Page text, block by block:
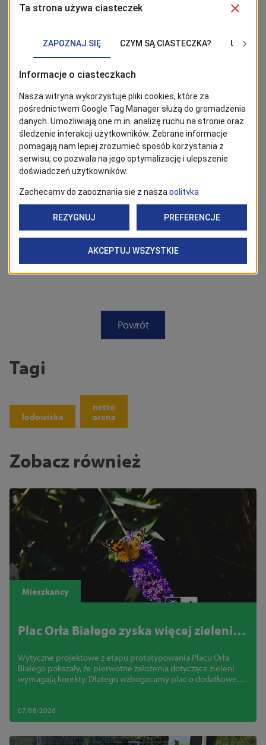
BĄDŹ NA BIEŻĄCO!
Kliknij w przycisk „Obserwuj”, aby być bieżąco z
wiadomościami ze Szczecina. Najbardziej interesujące wpisy
znajdziesz w Google News!
Powrót
Tagi
lodowisko
netto
arena
Zobacz również
Mieszkańcy
Plac Orła Białego zyska więcej zieleni.
Wytyczne projektowe z etapu prototypowania Placu Orła
Białego pokazały, że pierwotne założenia dotyczące zieleni
wymagają korekty. Dlatego wzbogacamy plac o dodatkowe
07/08/2026